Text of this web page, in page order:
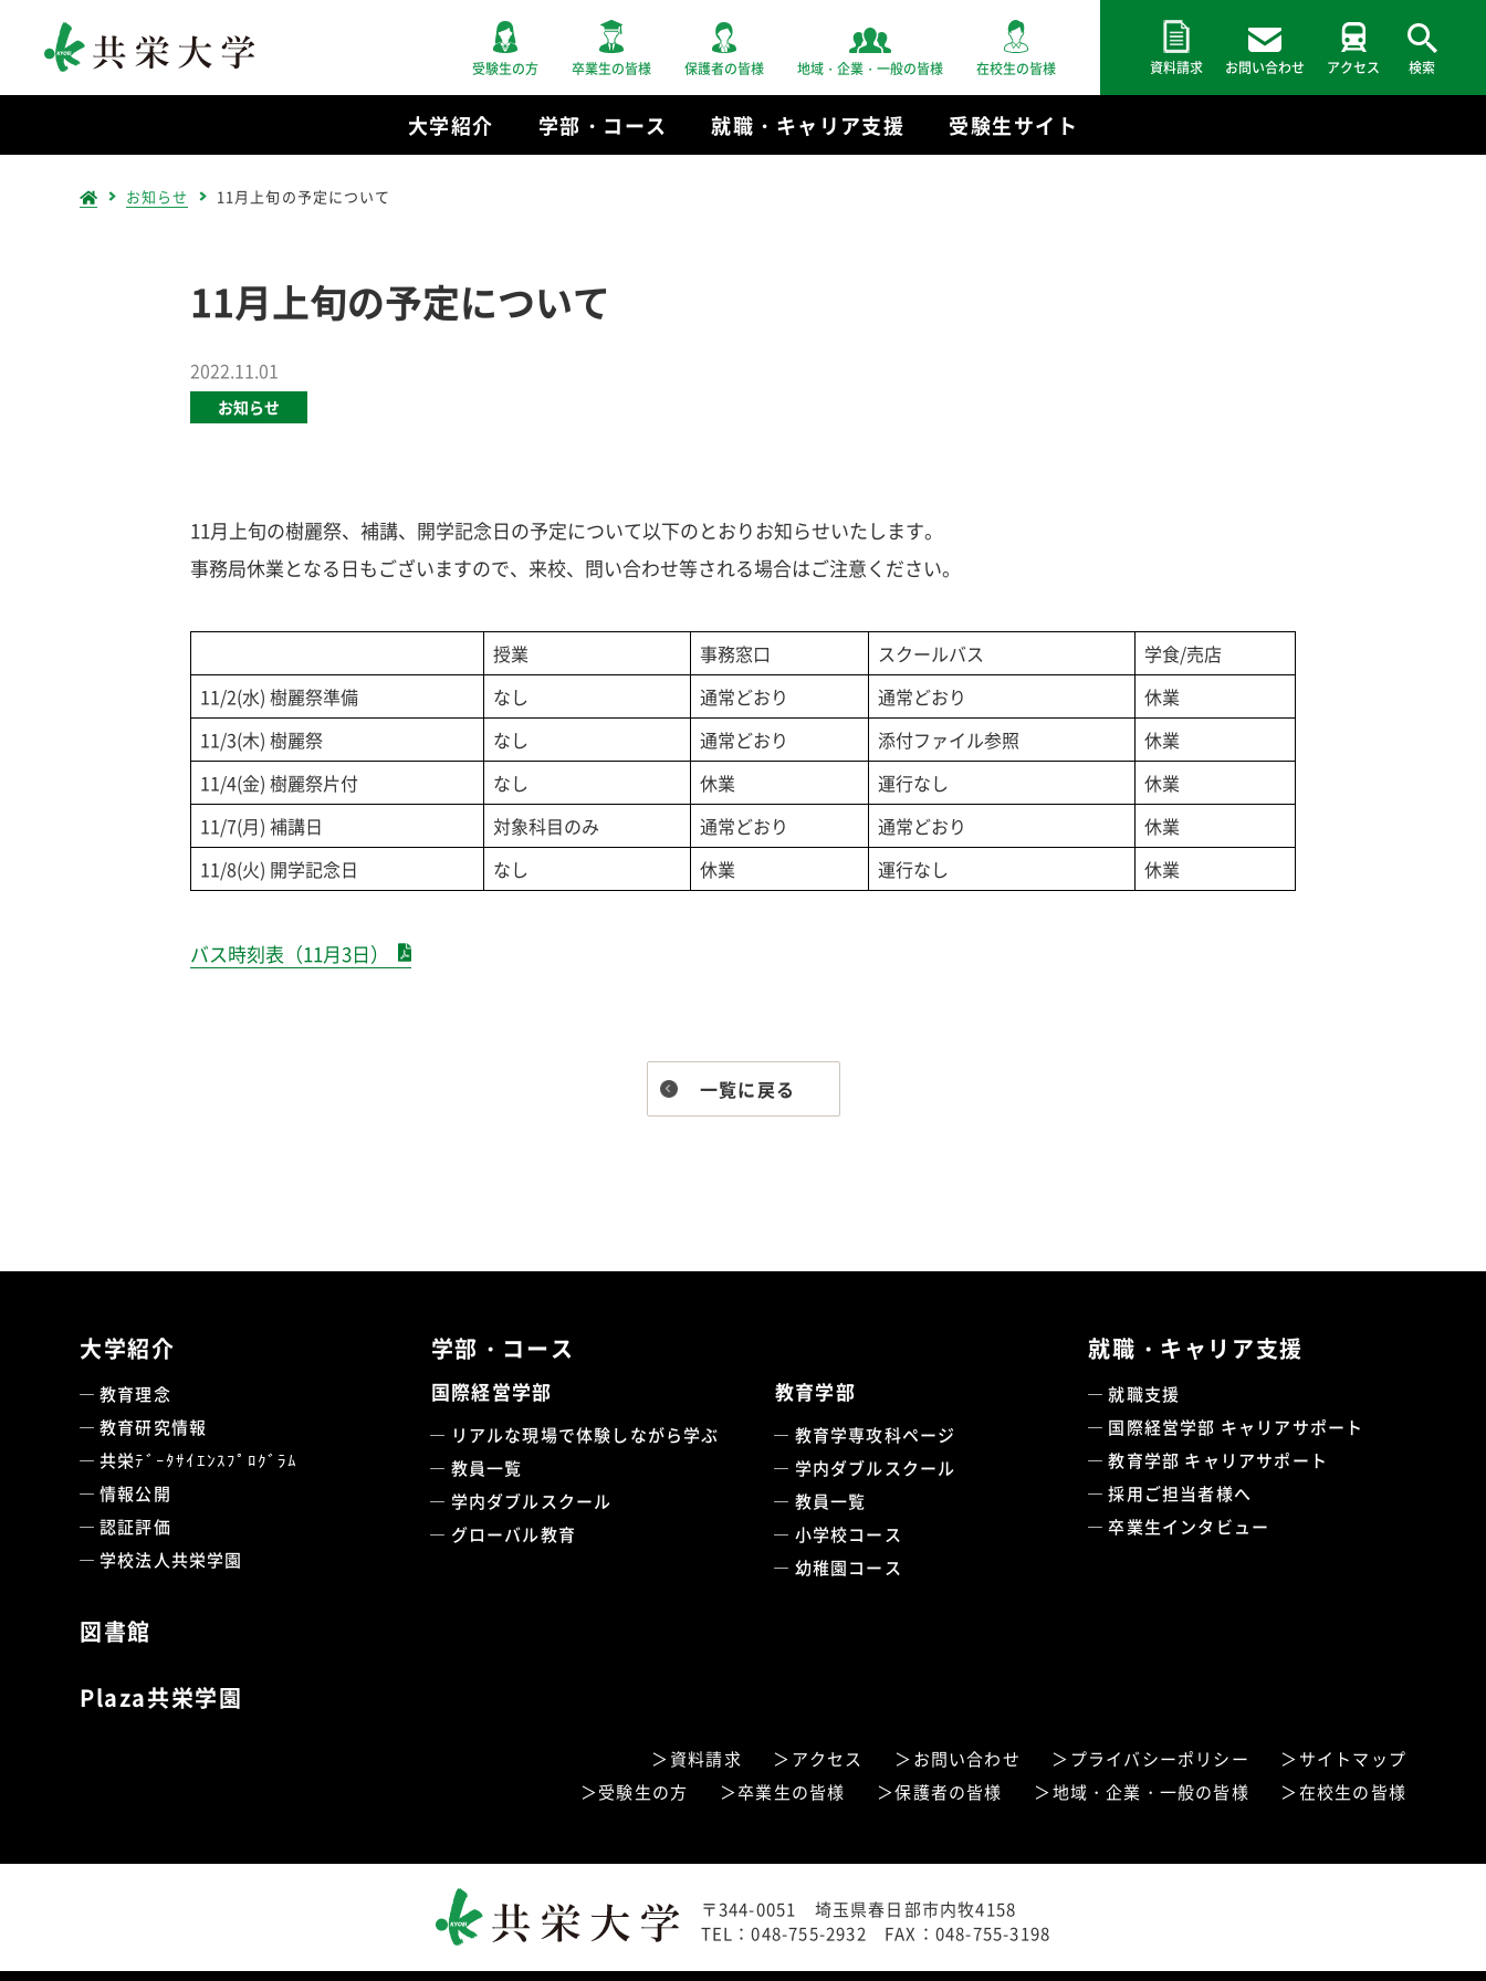
受験生の方 卒業生の皆様 保護者の皆様 地域・企業・一般の皆様 在校生の皆様 資料請求 お問い合わせ アクセス 検索
大学紹介 学部・コース 就職・キャリア支援 受験生サイト
お知らせ 11月上旬の予定について
11月上旬の予定について
2022.11.01
お知らせ
11月上旬の樹麗祭、補講、開学記念日の予定について以下のとおりお知らせいたします。
事務局休業となる日もございますので、来校、問い合わせ等される場合はご注意ください。
授業 事務窓口 スクールバス
学食/売店
11/2(水) 樹麗祭準備
なし 通常どおり 通常どおり
休業
11/3(木) 樹麗祭
なし 通常どおり 添付ファイル参照
休業
11/4(金) 樹麗祭片付
なし 休業 運行なし
休業
11/7(月) 補講日
対象科目のみ 通常どおり 通常どおり
休業
11/8(火) 開学記念日
なし 休業 運行なし 休業
バス時刻表（11月3日）
一覧に戻る
大学紹介
教育理念
教育研究情報
共栄ﾃﾞｰﾀｻｲｴﾝｽﾌﾟﾛｸﾞﾗﾑ
情報公開
認証評価
学校法人共栄学園
図書館
Plaza共栄学園
学部・コース
国際経営学部
リアルな現場で体験しながら学ぶ
教員一覧
学内ダブルスクール
グローバル教育
教育学部
教育学専攻科ページ
学内ダブルスクール
教員一覧
小学校コース
幼稚園コース
就職・キャリア支援
就職支援
国際経営学部 キャリアサポート
教育学部 キャリアサポート
採用ご担当者様へ
卒業生インタビュー
資料請求 アクセス お問い合わせ プライバシーポリシー
サイトマップ
受験生の方
卒業生の皆様 保護者の皆様 地域・企業・一般の皆様 在校生の皆様
〒344-0051 埼玉県春日部市内牧4158
TEL：048-755-2932 FAX：048-755-3198